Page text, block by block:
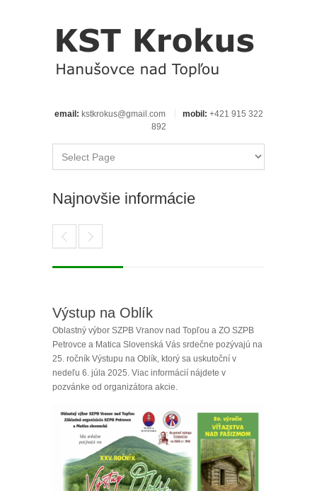
email: kstkrokus@gmail.com mobil: +421 915 322
892
Najnovšie informácie
Výstup na Oblík
Oblastný výbor SZPB Vranov nad Topľou a ZO SZPB
Petrovce a Matica Slovenská Vás srdečne pozývajú na
25. ročník Výstupu na Oblík, ktorý sa uskutoční v
nedeľu 6. júla 2025. Viac informácií nájdete v
pozvánke od organizátora akcie.